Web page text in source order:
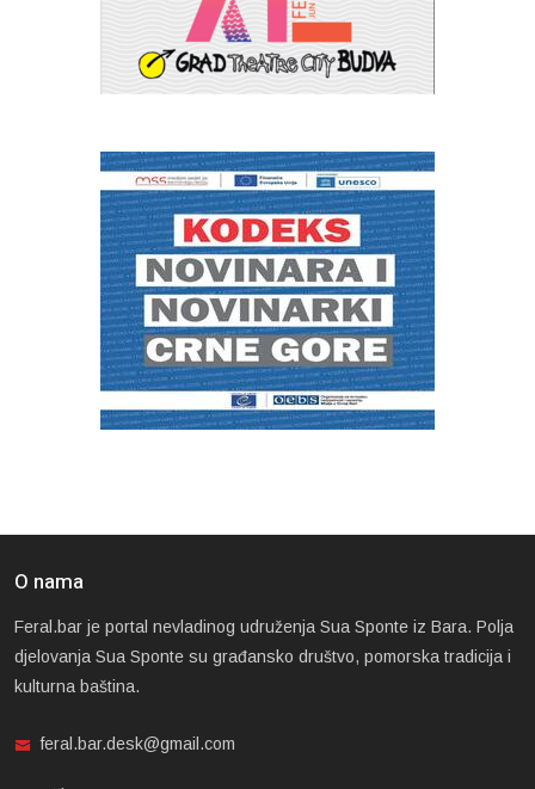
O nama
Feral.bar je portal nevladinog udruženja Sua Sponte iz Bara. Polja
djelovanja Sua Sponte su građansko društvo, pomorska tradicija i
kulturna baština.
feral.bar.desk@gmail.com